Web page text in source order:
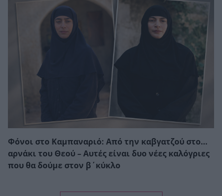
Φόνοι στο Καμπαναριό: Από την καβγατζού στο…
αρνάκι του Θεού – Αυτές είναι δυο νέες καλόγριες
που θα δούμε στον β΄κύκλο